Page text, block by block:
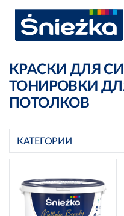
КРАСКИ ДЛЯ
ТОНИРОВКИ
ПОТОЛКОВ
КАТЕГОРИИ